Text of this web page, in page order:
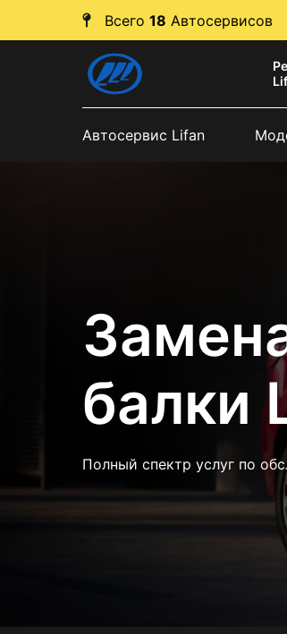
Всего 18 Автосервисов
Автосервис Lifan
балки
Полный спектр услуг по